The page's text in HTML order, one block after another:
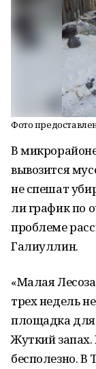
Фото
В
вывозится
не спешат
ли график по
проблеме
Галиуллин.
«Малая
трех недель
площадка для
Жуткий запах.
бесполезно. В